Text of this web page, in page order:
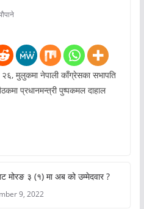
मुलुकमा नेपाली काँग्रेसका सभापति
प्रधानमन्त्री पुष्पकमल दाहाल
मोरङ ३ (१) मा अब को उम्मेदवार ?
9, 2022